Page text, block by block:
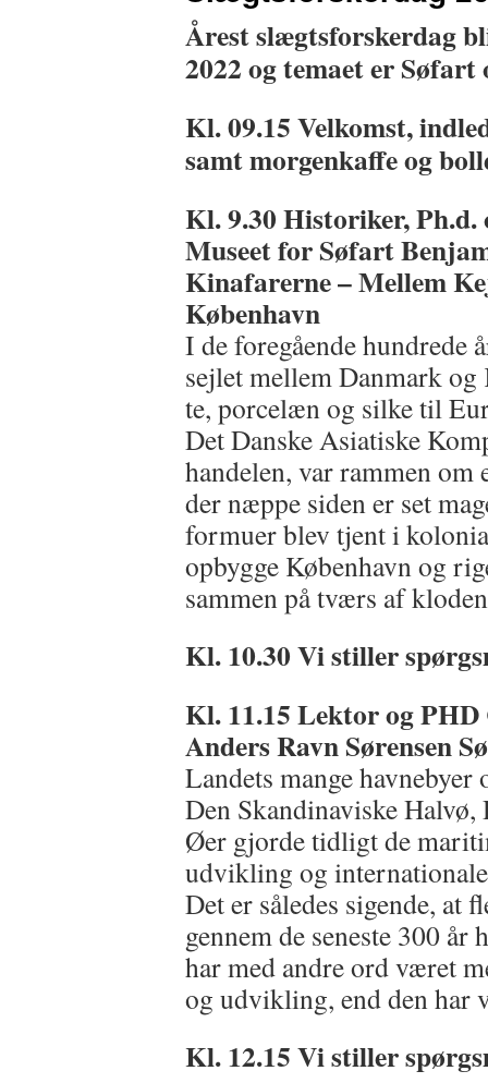
Årest slægtsforskerdag
2022 og temaet er
Kl. 09.15Velkomst,
samt morgenkaffe og
Kl. 9.30Historiker, Ph.d.
Museet for Søfart
Kinafarerne– Mellem
København
I de foregående hundrede
sejlet mellem Danmark
te, porcelæn og silke til
Det Danske Asiatiske
handelen, var rammen
der næppe siden er set
formuer blev tjent i
opbygge København og
sammen på tværs af
Kl. 10.30 Vi stiller
Kl. 11.15Lektor og PHD
Anders Ravn Sørensen
Landets mange
Den Skandinaviske
Øer gjorde tidligt de
udvikling og
Det er således sigende, at
gennem de seneste 300
har med andre ord været
og udvikling, end den
Kl. 12.15 Vi stiller